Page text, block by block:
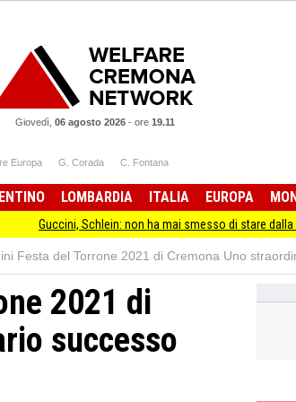
Giovedì, 06 agosto 2026 - ore 19.11
Europa G. Corada C. Fontana
LOMBARDIA ITALIA EUROPA
Schlein: non ha mai smesso di stare dalla parte degli
Festa del Torrone 2021 di Cremona Uno
2021 di
successo